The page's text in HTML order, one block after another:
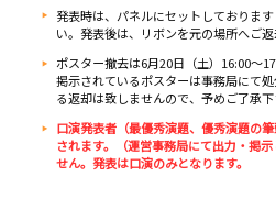
発表時は、パネルにセットしておりま
い。発表後は、リボンを元の場所へご返
ポスター撤去は6月20日（土）16:00～
掲示されているポスターは事務局にて
る返却は致しませんので、予めご了承下
口演発表者（最優秀演題、優秀演題の
されます。（運営事務局にて出力・掲
せん。発表は口演のみとなります。